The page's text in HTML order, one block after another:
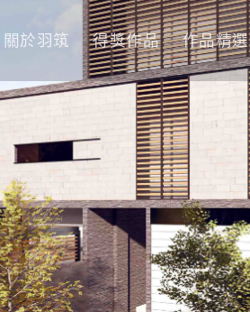
關於羽筑 得獎作品 作品精選